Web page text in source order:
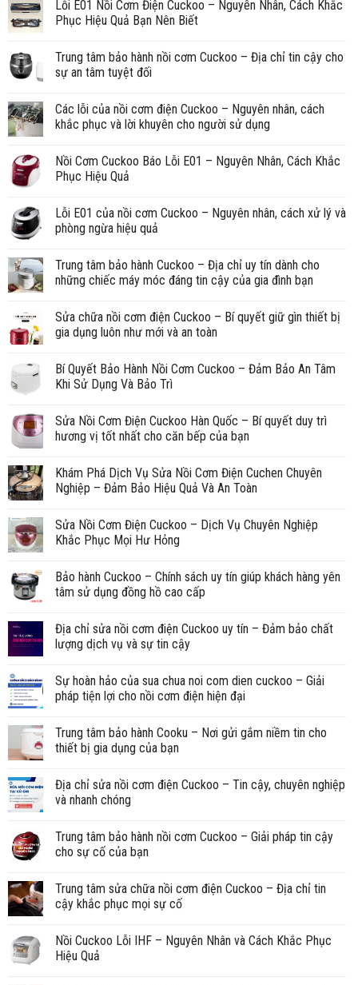
Lỗi E01 Nồi Cơm Điện Cuckoo – Nguyên Nhân, Cách Khắc
Phục Hiệu Quả Bạn Nên Biết
Trung tâm bảo hành nồi cơm Cuckoo – Địa chỉ tin cậy cho
sự an tâm tuyệt đối
Các lỗi của nồi cơm điện Cuckoo – Nguyên nhân, cách
khắc phục và lời khuyên cho người sử dụng
Nồi Cơm Cuckoo Báo Lỗi E01 – Nguyên Nhân, Cách Khắc
Phục Hiệu Quả
Lỗi E01 của nồi cơm Cuckoo – Nguyên nhân, cách xử lý và
phòng ngừa hiệu quả
Trung tâm bảo hành Cuckoo – Địa chỉ uy tín dành cho
những chiếc máy móc đáng tin cậy của gia đình bạn
Sửa chữa nồi cơm điện Cuckoo – Bí quyết giữ gìn thiết bị
gia dụng luôn như mới và an toàn
Bí Quyết Bảo Hành Nồi Cơm Cuckoo – Đảm Bảo An Tâm
Khi Sử Dụng Và Bảo Trì
Sửa Nồi Cơm Điện Cuckoo Hàn Quốc – Bí quyết duy trì
hương vị tốt nhất cho căn bếp của bạn
Khám Phá Dịch Vụ Sửa Nồi Cơm Điện Cuchen Chuyên
Nghiệp – Đảm Bảo Hiệu Quả Và An Toàn
Sửa Nồi Cơm Điện Cuckoo – Dịch Vụ Chuyên Nghiệp
Khắc Phục Mọi Hư Hỏng
Bảo hành Cuckoo – Chính sách uy tín giúp khách hàng yên
tâm sử dụng đồng hồ cao cấp
Địa chỉ sửa nồi cơm điện Cuckoo uy tín – Đảm bảo chất
lượng dịch vụ và sự tin cậy
Sự hoàn hảo của sua chua noi com dien cuckoo – Giải
pháp tiện lợi cho nồi cơm điện hiện đại
Trung tâm bảo hành Cooku – Nơi gửi gắm niềm tin cho
thiết bị gia dụng của bạn
Địa chỉ sửa nồi cơm điện Cuckoo – Tin cậy, chuyên nghiệp
và nhanh chóng
Trung tâm bảo hành nồi cơm Cuckoo – Giải pháp tin cậy
cho sự cố của bạn
Trung tâm sửa chữa nồi cơm điện Cuckoo – Địa chỉ tin
cậy khắc phục mọi sự cố
Nồi Cuckoo Lỗi IHF – Nguyên Nhân và Cách Khắc Phục
Hiệu Quả